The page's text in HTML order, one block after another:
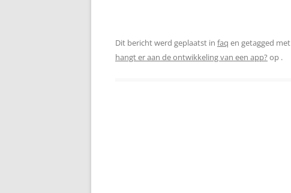
Dit bericht werd geplaatst in faq en getagged met
hangt er aan de ontwikkeling van een app? op .